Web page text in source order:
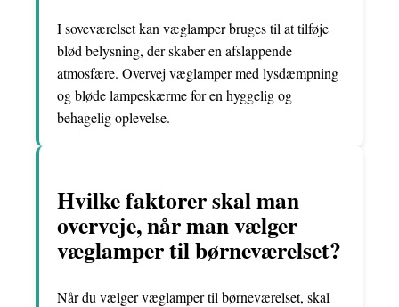
I soveværelset kan væglamper bruges til at tilføje
blød belysning, der skaber en afslappende
atmosfære. Overvej væglamper med lysdæmpning
og bløde lampeskærme for en hyggelig og
behagelig oplevelse.
Hvilke faktorer skal man
overveje, når man vælger
væglamper til børneværelset?
Når du vælger væglamper til børneværelset, skal